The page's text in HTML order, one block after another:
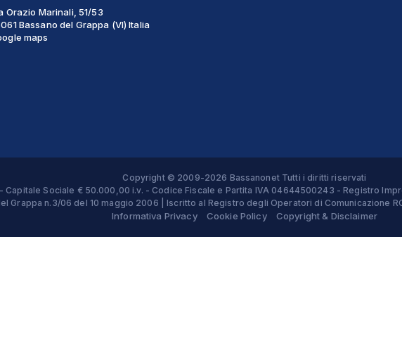
Orazio Marinali, 51/53
Bassano del Grappa (VI) Italia
maps
Copyright © 2009-2026 Bassanonet Tutti i diritti riservati
Capitale Sociale € 50.000,00 i.v. - Codice Fiscale e Partita IVA 04644500243 - Registro
Grappa n.3/06 del 10 maggio 2006 | Iscritto al Registro degli Operatori di Comunicazione
Informativa Privacy Cookie Policy Copyright & Disclaimer